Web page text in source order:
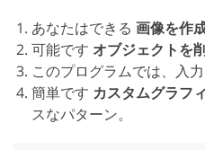
あなたはできる 画像を作
可能です オブジェクトを
このプログラムでは、入力
簡単です カスタムグラフ
スなパターン。